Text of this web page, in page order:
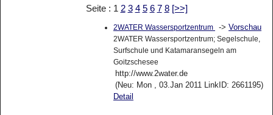
Seite : 1 2 3 4 5 6 7 8 [>>]
2WATER Wassersportzentrum -> Vorschau
2WATER Wassersportzentrum; Segelschule,
Surfschule und Katamaransegeln am
Goitzschesee
http://www.2water.de
(Neu: Mon , 03.Jan 2011 LinkID: 2661195)
Detail